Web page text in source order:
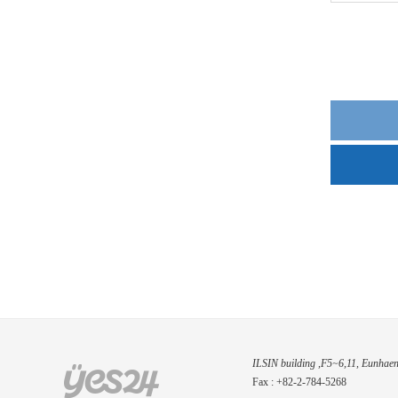
ILSIN building ,F5~6,11,
Fax : +82-2-784-5268